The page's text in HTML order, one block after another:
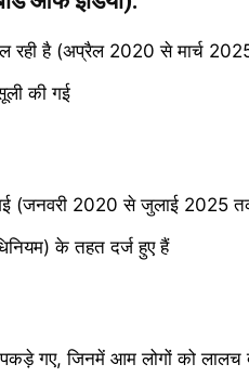
रही है (अप्रैल 2020 से मार्च
की गई
गई (जनवरी 2020 से जुलाई 2025
के तहत दर्ज हुए हैं
गए, जिनमें आम लोगों को लालच